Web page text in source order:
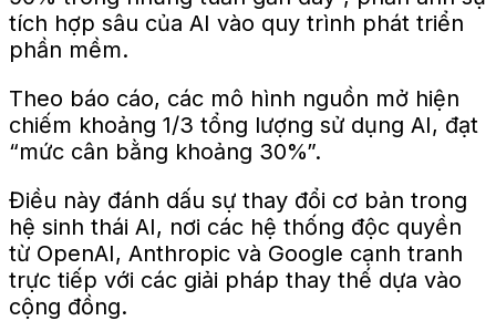
tích hợp sâu của AI vào quy trình phát triển
phần mềm.
Theo báo cáo, các mô hình nguồn mở hiện
chiếm khoảng 1/3 tổng lượng sử dụng AI, đạt
“mức cân bằng khoảng 30%”.
Điều này đánh dấu sự thay đổi cơ bản trong
hệ sinh thái AI, nơi các hệ thống độc quyền
từ OpenAI, Anthropic và Google cạnh tranh
trực tiếp với các giải pháp thay thế dựa vào
cộng đồng.